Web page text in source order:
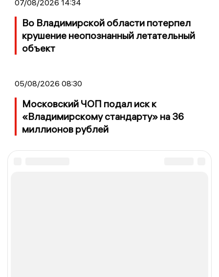
07/08/2026 14:34
Во Владимирской области потерпел
крушение неопознанный летательный
объект
05/08/2026 08:30
Московский ЧОП подал иск к
«Владимирскому стандарту» на 36
миллионов рублей